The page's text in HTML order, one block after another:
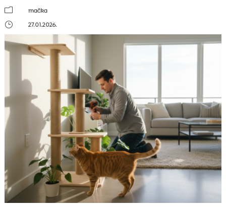
m
mačka
}
27.01.2026.